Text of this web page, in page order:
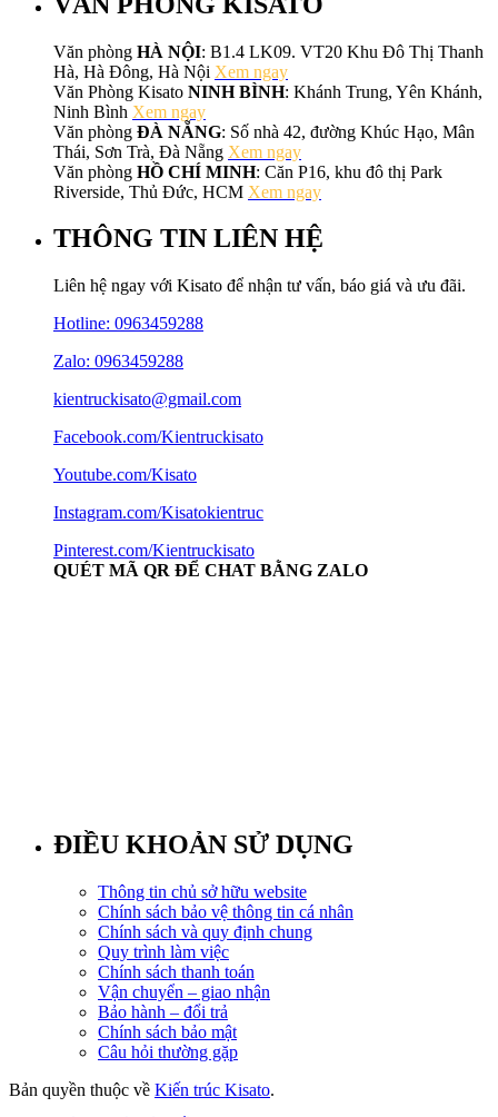
Văn phòng HÀ NỘI: B1.4 LK09. VT20 Khu Đô Thị Thanh
Hà, Hà Đông, Hà Nội Xem ngay
Văn Phòng Kisato NINH BÌNH: Khánh Trung, Yên Khánh,
Ninh Bình Xem ngay
Văn phòng ĐÀ NẴNG: Số nhà 42, đường Khúc Hạo, Mân
Thái, Sơn Trà, Đà Nẵng Xem ngay
Văn phòng HỒ CHÍ MINH: Căn P16, khu đô thị Park
Riverside, Thủ Đức, HCM Xem ngay
THÔNG TIN LIÊN HỆ
Liên hệ ngay với Kisato để nhận tư vấn, báo giá và ưu đãi.
Hotline: 0963459288
Zalo: 0963459288
kientruckisato@gmail.com
Facebook.com/Kientruckisato
Youtube.com/Kisato
Instagram.com/Kisatokientruc
Pinterest.com/Kientruckisato
QUÉT MÃ QR ĐỂ CHAT BẰNG ZALO
ĐIỀU KHOẢN SỬ DỤNG
Thông tin chủ sở hữu website
Chính sách bảo vệ thông tin cá nhân
Chính sách và quy định chung
Quy trình làm việc
Chính sách thanh toán
Vận chuyển – giao nhận
Bảo hành – đổi trả
Chính sách bảo mật
Câu hỏi thường gặp
Bản quyền thuộc về Kiến trúc Kisato.